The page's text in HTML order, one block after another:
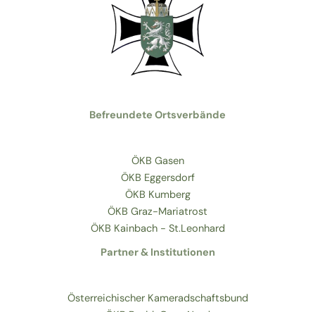
Befreundete Ortsverbände
ÖKB Gasen
ÖKB Eggersdorf
ÖKB Kumberg
ÖKB Graz-Mariatrost
ÖKB Kainbach - St.Leonhard
Partner & Institutionen
Österreichischer Kameradschaftsbund